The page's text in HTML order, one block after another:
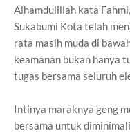
Alhamdulillah kata
Sukabumi Kota telah
rata masih muda di
keamanan bukan hanya
tugas bersama seluruh
Intinya maraknya geng
bersama untuk